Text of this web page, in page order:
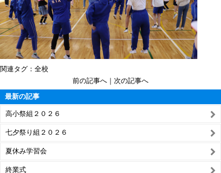
関連タグ： 全校
前の記事へ
次の記事へ
最新の記事
高小祭組２０２６
七夕祭り組２０２６
夏休み学習会
終業式